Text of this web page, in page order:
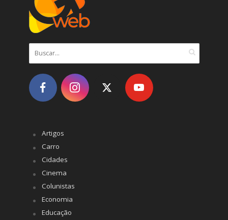
Artigos
Carro
Cidades
Cinema
Colunistas
Economia
Educação